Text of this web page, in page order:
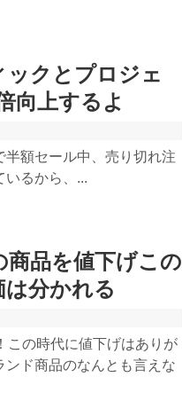
ックとプロジェ
向上するよ
半額セール中、売り切れ注
いるから、...
品を値下げこの
分かれる
この時代に値下げはありが
ド商品のなんとも言えな